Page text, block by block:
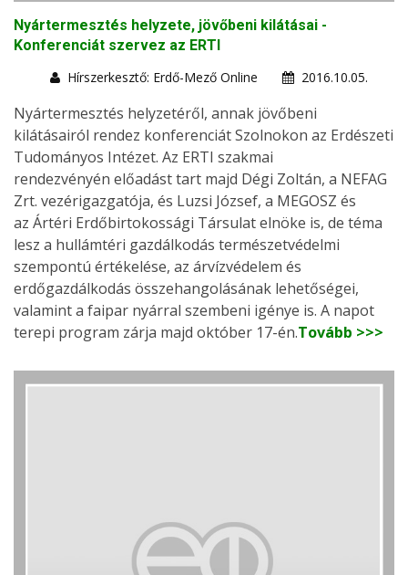
Nyártermesztés helyzete, jövőbeni kilátásai -
Konferenciát szervez az ERTI
Hírszerkesztő: Erdő-Mező Online
2016.10.05.
Nyártermesztés helyzetéről, annak jövőbeni
kilátásairól rendez konferenciát Szolnokon az Erdészeti
Tudományos Intézet. Az ERTI szakmai
rendezvényén előadást tart majd Dégi Zoltán, a NEFAG
Zrt. vezérigazgatója, és Luzsi József, a MEGOSZ és
az Ártéri Erdőbirtokossági Társulat elnöke is, de téma
lesz a hullámtéri gazdálkodás természetvédelmi
szempontú értékelése, az árvízvédelem és
erdőgazdálkodás összehangolásának lehetőségei,
valamint a faipar nyárral szembeni igénye is. A napot
terepi program zárja majd október 17-én.Tovább >>>